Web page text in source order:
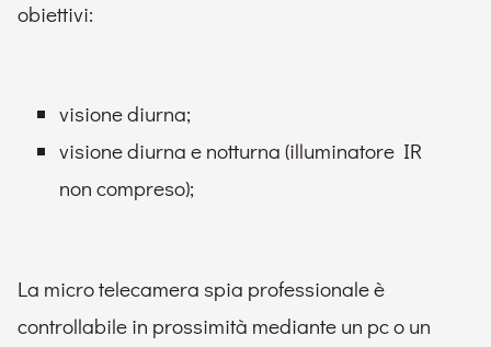
obiettivi:
visione diurna;
visione diurna e notturna (illuminatore IR
non compreso);
La micro telecamera spia professionale è
controllabile in prossimità mediante un pc o un